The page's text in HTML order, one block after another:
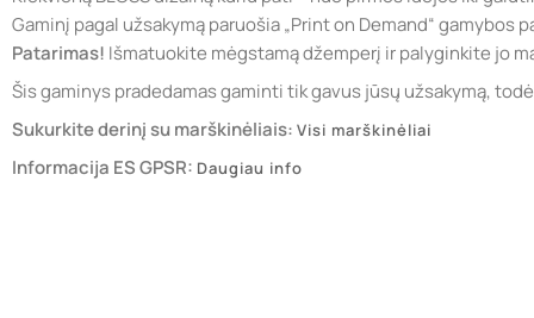
Gaminį pagal užsakymą paruošia „Print on Demand“ gamybos
Patarimas! Išmatuokite mėgstamą džemperį ir palyginkite jo
Šis gaminys pradedamas gaminti tik gavus jūsų užsakymą,
Sukurkite derinį su marškinėliais: Visi marškinėliai
Informacija ES GPSR: Daugiau info